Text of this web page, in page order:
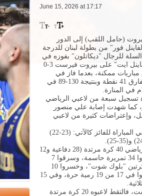
June 15, 2026 at 17:17
(حامل اللقب) إلى الدور
فور" من بطولة لبنان للدرجة
للرجال "ديكاتلون" بفوزه في
دور الثمانية "الفاينل ايت" على بيروت فيرست 3-0
ممكنة، بعدما فاز في
المباراة الثالثة بفارق 41 نقطة وبنتيجة 130-89 في
في المنارة.
تسجيل سبعة من لاعبي الرياضي
كما شهدت إصابة علي منصور
وإعتراضات كثيرة من لاعبي
وانتهت الارباع في المباراة للفائز كالآتي: (23-22)
والتقط لاعبو الرياضي 40 كرة مرتدة (28 دفاعية و12
هجومية)، ومرروا 34 تمريرة حاسمة، وسرقوا 7
كرات، وصدوا كرتين "بلوك شوت"، وخسروا 10
محاولات، ونجحوا في 17 من 19 رمية حرة، وفي 15
اما بيروت فيرست، فالتقط لاعبوه 20 كرة مرتدة